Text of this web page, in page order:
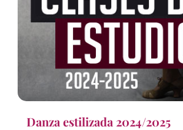
Danza estilizada 2024/2025